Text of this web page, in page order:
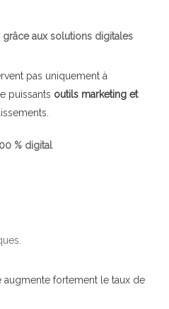
aux solutions digitales
pas uniquement à
puissants outils marketing et
% digital
fortement le taux de